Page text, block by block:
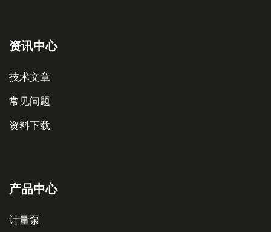
资讯中心
技术文章
常见问题
资料下载
产品中心
计量泵